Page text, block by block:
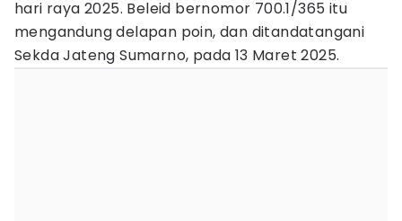
hari raya 2025. Beleid bernomor 700.1/365 itu
mengandung delapan poin, dan ditandatangani
Sekda Jateng Sumarno, pada 13 Maret 2025.